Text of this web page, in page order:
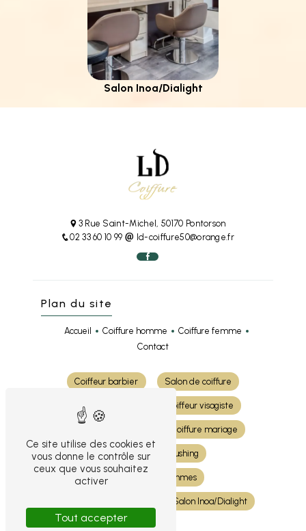
Salon Inoa/Dialight
3 Rue Saint-Michel, 50170 Pontorson
02 33 60 10 99
ld-coiffure50@orange.fr
Plan du site
Accueil Coiffure homme
Coiffure femme
Contact
Coiffeur barbier Salon de coiffure
Coiffure cheveux Coiffeur visagiste
Coiffure mariage
Shampoing et brushing
Coiffeur pour femmes
Salon Inoa/Dialight
Ce site utilise des cookies et
vous donne le contrôle sur
ceux que vous souhaitez
activer
Tout accepter